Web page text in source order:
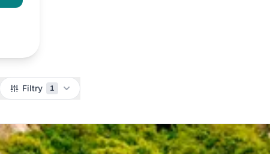
Filtry 1